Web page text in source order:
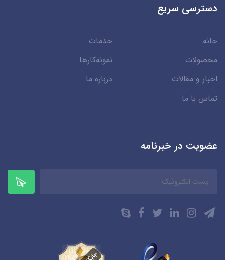
دسترسی سریع
خانه
خدمات
محصولات
نمونه‌کارها
اخبار و مقالات
درباره ما
تماس با ما
عضویت در خبرنامه